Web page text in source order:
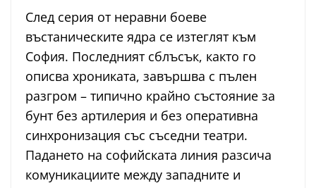
След серия от неравни боеве
въстаническите ядра се изтеглят към
София. Последният сблъсък, както го
описва хрониката, завършва с пълен
разгром – типично крайно състояние за
бунт без артилерия и без оперативна
синхронизация със съседни театри.
Падането на софийската линия разсича
комуникациите между западните и